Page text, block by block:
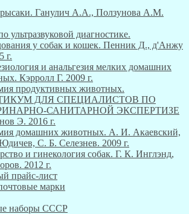
рысаки. Ганулич А.А., Ползунова А.М.
ультразвуковой диагностике.
у собак и кошек. Пенник Д., д'Анжу
г.
и анальгезия мелких домашних
Кэрролл Г. 2009 г.
продуктивных животных.
ДЛЯ СПЕЦИАЛИСТОВ ПО
САНИТАРНОЙ ЭКСПЕРТИЗЕ
Э. 2016 г.
домашних животных. А. И. Акаевский,
С. Б. Селезнев. 2009 г.
и гинекология собак. Г. К. Инглэнд,
2012 г.
прайс-лист
марки
наборы СССР